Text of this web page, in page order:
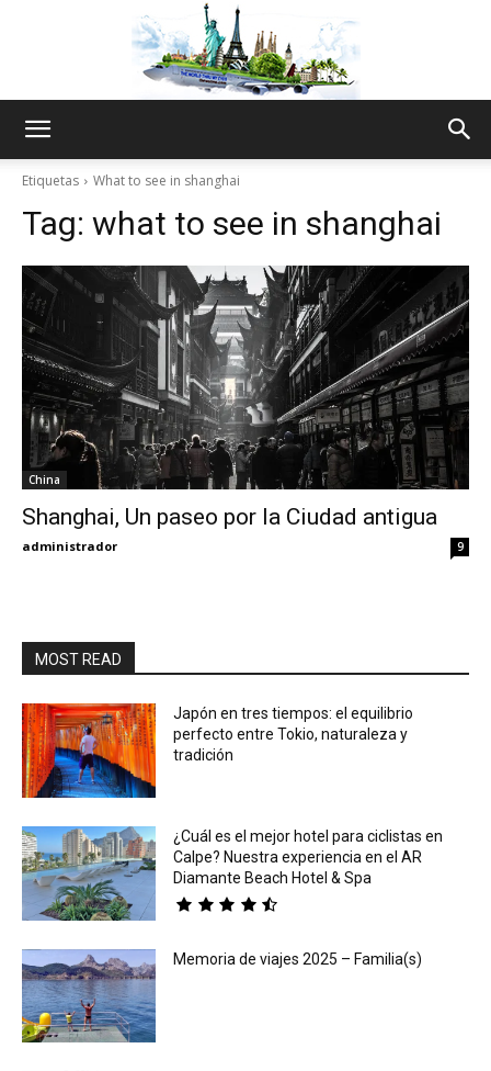
Thru
My
Etiquetas What to see in shanghai
Tag: what to see in shanghai
China
Shanghai, Un paseo por la Ciudad antigua
administrador 9
MOST READ
Japón en tres tiempos: el equilibrio
perfecto entre Tokio, naturaleza y
tradición
¿Cuál es el mejor hotel para ciclistas en
Calpe? Nuestra experiencia en el AR
Diamante Beach Hotel & Spa
Memoria de viajes 2025 – Familia(s)